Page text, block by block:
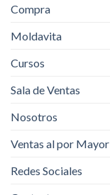
Compra
Moldavita
Cursos
Sala de Ventas
Nosotros
Ventas al por Mayor
Redes Sociales